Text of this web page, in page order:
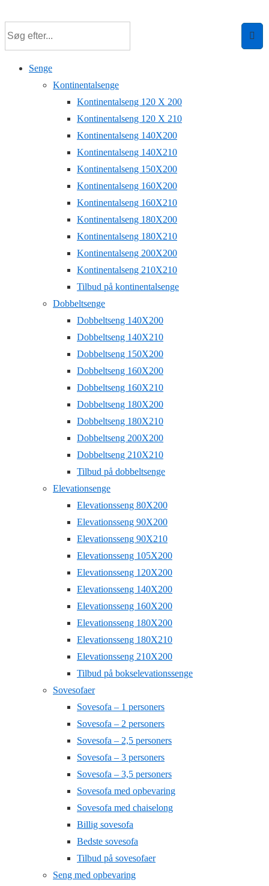
hovedindhold
Senge
Kontinentalsenge
Kontinentalseng 120 X 200
Kontinentalseng 120 X 210
Kontinentalseng 140X200
Kontinentalseng 140X210
Kontinentalseng 150X200
Kontinentalseng 160X200
Kontinentalseng 160X210
Kontinentalseng 180X200
Kontinentalseng 180X210
Kontinentalseng 200X200
Kontinentalseng 210X210
Tilbud på kontinentalsenge
Dobbeltsenge
Dobbeltseng 140X200
Dobbeltseng 140X210
Dobbeltseng 150X200
Dobbeltseng 160X200
Dobbeltseng 160X210
Dobbeltseng 180X200
Dobbeltseng 180X210
Dobbeltseng 200X200
Dobbeltseng 210X210
Tilbud på dobbeltsenge
Elevationsenge
Elevationsseng 80X200
Elevationsseng 90X200
Elevationsseng 90X210
Elevationsseng 105X200
Elevationsseng 120X200
Elevationsseng 140X200
Elevationsseng 160X200
Elevationsseng 180X200
Elevationsseng 180X210
Elevationsseng 210X200
Tilbud på bokselevationssenge
Sovesofaer
Sovesofa – 1 personers
Sovesofa – 2 personers
Sovesofa – 2,5 personers
Sovesofa – 3 personers
Sovesofa – 3,5 personers
Sovesofa med opbevaring
Sovesofa med chaiselong
Billig sovesofa
Bedste sovesofa
Tilbud på sovesofaer
Seng med opbevaring